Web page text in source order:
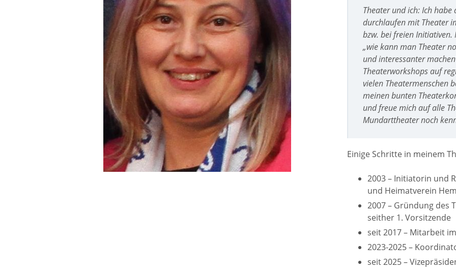
Theater und ich: Ich
durchlaufen mit Theater
bzw. bei freien
„wie kann man Theater
und interessanter
Theaterworkshops auf
vielen Theatermenschen
meinen bunten
und freue mich auf alle
Mundarttheater noch
Einige Schritte in meinem
2003 – Initiatorin und
und Heimatverein
2007 – Gründung des
seither 1. Vorsitzende
seit 2017 – Mitarbeit
2023-2025 –
seit 2025 –